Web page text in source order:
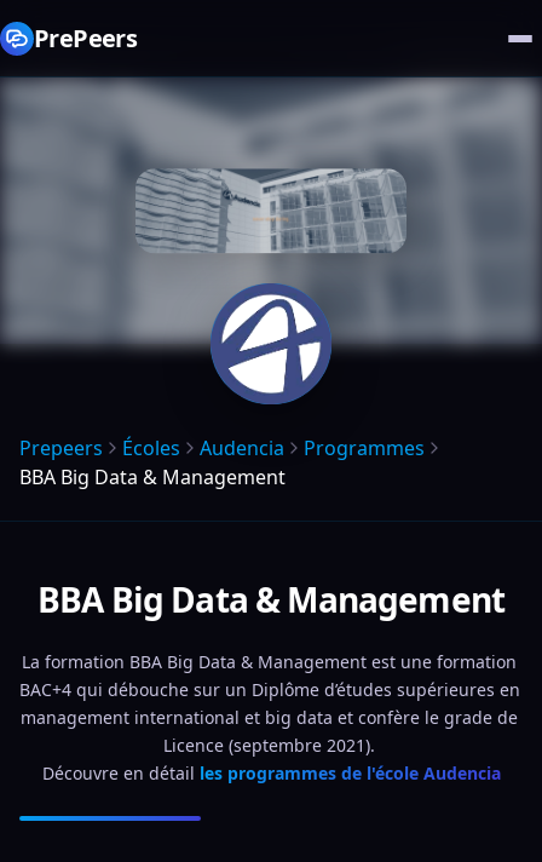
PrePeers
Prepeers Écoles Audencia
Programmes
BBA Big Data & Management
BBA Big Data & Management
La formation BBA Big Data & Management est une formation
BAC+4 qui débouche sur un Diplôme d’études supérieures en
management international et big data et confère le grade de
Licence (septembre 2021).
Découvre en détail les programmes de l'école Audencia